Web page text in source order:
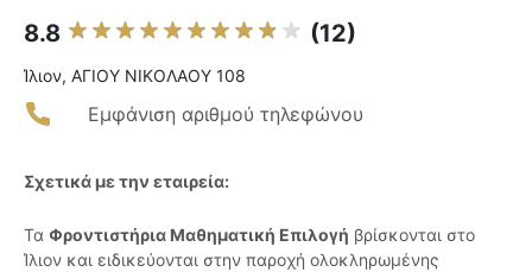
8.8 (12)
Ίλιον, ΑΓΙΟΥ ΝΙΚΟΛΑΟΥ 108
Εμφάνιση αριθμού τηλεφώνου
Σχετικά με την εταιρεία:
Τα Φροντιστήρια Μαθηματική Επιλογή βρίσκονται στο
Ίλιον και ειδικεύονται στην παροχή ολοκληρωμένης